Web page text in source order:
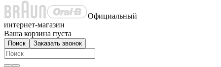
Официальный
интернет-магазин
Ваша корзина пуста
Поиск Заказать звонок